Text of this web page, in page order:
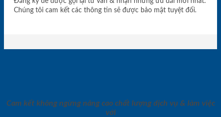
Chúng tôi cam kết các thông tin sẽ được bảo mật tuyệt đối.
Cam kết không ngừng nâng cao chất lượng dịch vụ & làm việc
với